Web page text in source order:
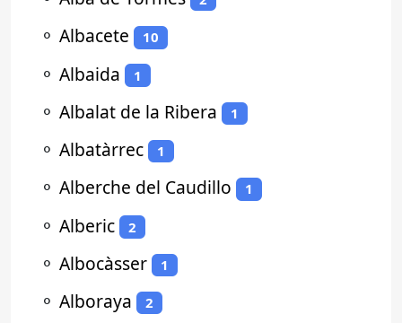
⚬ Albacete 10
⚬ Albaida 1
⚬ Albalat de la Ribera 1
⚬ Albatàrrec 1
⚬ Alberche del Caudillo 1
⚬ Alberic 2
⚬ Albocàsser 1
⚬ Alboraya 2